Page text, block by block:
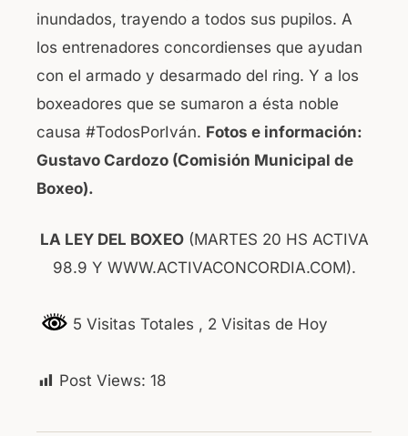
inundados, trayendo a todos sus pupilos. A
los entrenadores concordienses que ayudan
con el armado y desarmado del ring. Y a los
boxeadores que se sumaron a ésta noble
causa #TodosPorIván. Fotos e información:
Gustavo Cardozo (Comisión Municipal de
Boxeo).
LA LEY DEL BOXEO(MARTES 20 HS ACTIVA
98.9 Y WWW.ACTIVACONCORDIA.COM).
5 Visitas Totales , 2 Visitas de Hoy
Post Views: 18